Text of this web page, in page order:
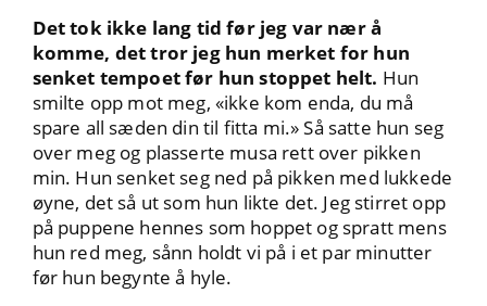
Det tok ikke lang tid før jeg var nær å
komme, det tror jeg hun merket for hun
senket tempoet før hun stoppet helt. Hun
smilte opp mot meg, «ikke kom enda, du må
spare all sæden din til fitta mi.» Så satte hun seg
over meg og plasserte musa rett over pikken
min. Hun senket seg ned på pikken med lukkede
øyne, det så ut som hun likte det. Jeg stirret opp
på puppene hennes som hoppet og spratt mens
hun red meg, sånn holdt vi på i et par minutter
før hun begynte å hyle.